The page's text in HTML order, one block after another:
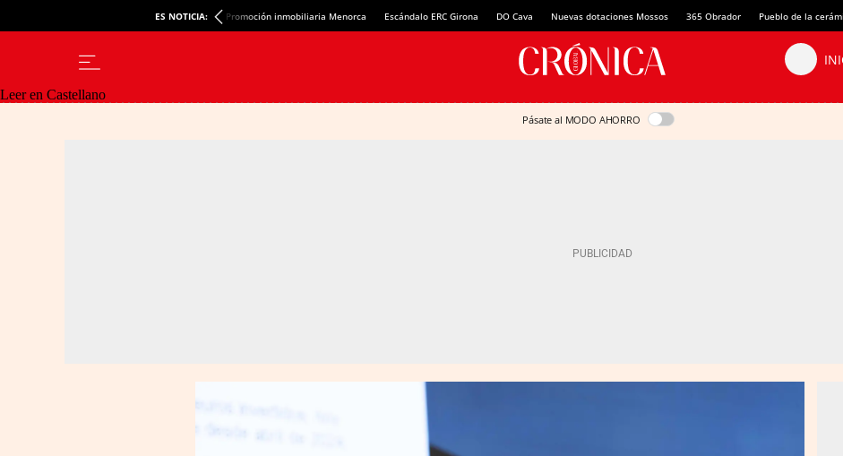
ES NOTICIA: Promoción inmobiliaria Menorca Escándalo ERC Girona DO Cava Nuevas dotaciones Mossos 365 Obrador Pueblo de la
Leer en Castellano
Pásate al MODO AHORRO